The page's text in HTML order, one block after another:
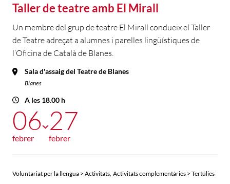
Taller de teatre amb El Mirall
Un membre del grup de teatre El Mirall condueix el Taller
de Teatre adreçat a alumnes i parelles lingüístiques de
l’Oficina de Català de Blanes.
Sala d'assaig del Teatre de Blanes
Blanes
A les 18.00 h
06
febrer
27
febrer
Voluntariat per la llengua > Activitats Activitats complementàries > Tertúlies